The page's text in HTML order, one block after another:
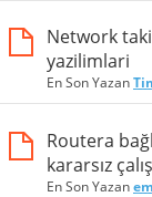
Network
yazilimlari
En Son Yazan
Routera
kararsız
En Son Yazan